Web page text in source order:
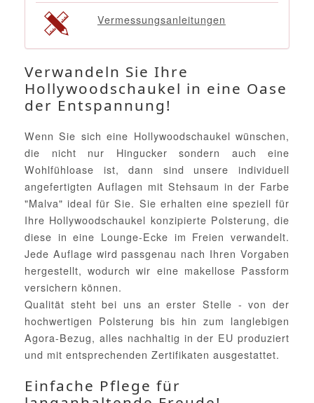
Vermessungsanleitungen
Verwandeln Sie Ihre
Hollywoodschaukel in eine Oase
der Entspannung!
Wenn Sie sich eine Hollywoodschaukel wünschen,
die nicht nur Hingucker sondern auch eine
Wohlfühloase ist, dann sind unsere individuell
angefertigten Auflagen mit Stehsaum in der Farbe
"Malva" ideal für Sie. Sie erhalten eine speziell für
Ihre Hollywoodschaukel konzipierte Polsterung, die
diese in eine Lounge-Ecke im Freien verwandelt.
Jede Auflage wird passgenau nach Ihren Vorgaben
hergestellt, wodurch wir eine makellose Passform
versichern können.
Qualität steht bei uns an erster Stelle - von der
hochwertigen Polsterung bis hin zum langlebigen
Agora-Bezug, alles nachhaltig in der EU produziert
und mit entsprechenden Zertifikaten ausgestattet.
Einfache Pflege für